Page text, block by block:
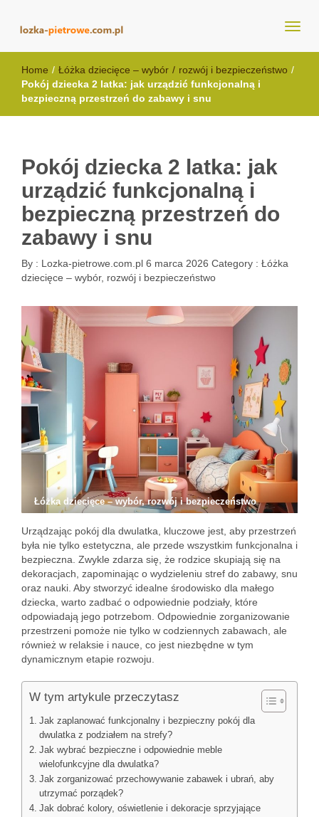
lozka-pietrowe.com.pl
Home / Łóżka dziecięce – wybór / rozwój i bezpieczeństwo /
Pokój dziecka 2 latka: jak urządzić funkcjonalną i
bezpieczną przestrzeń do zabawy i snu
Pokój dziecka 2 latka: jak
urządzić funkcjonalną i
bezpieczną przestrzeń do
zabawy i snu
By : Lozka-pietrowe.com.pl 6 marca 2026 Category : Łóżka
dziecięce – wybór, rozwój i bezpieczeństwo
Łóżka dziecięce – wybór, rozwój i bezpieczeństwo
Urządzając pokój dla dwulatka, kluczowe jest, aby przestrzeń
była nie tylko estetyczna, ale przede wszystkim funkcjonalna i
bezpieczna. Zwykle zdarza się, że rodzice skupiają się na
dekoracjach, zapominając o wydzieleniu stref do zabawy, snu
oraz nauki. Aby stworzyć idealne środowisko dla małego
dziecka, warto zadbać o odpowiednie podziały, które
odpowiadają jego potrzebom. Odpowiednie zorganizowanie
przestrzeni pomoże nie tylko w codziennych zabawach, ale
również w relaksie i nauce, co jest niezbędne w tym
dynamicznym etapie rozwoju.
W tym artykule przeczytasz
Jak zaplanować funkcjonalny i bezpieczny pokój dla
dwulatka z podziałem na strefy?
Jak wybrać bezpieczne i odpowiednie meble
wielofunkcyjne dla dwulatka?
Jak zorganizować przechowywanie zabawek i ubrań, aby
utrzymać porządek?
Jak dobrać kolory, oświetlenie i dekoracje sprzyjające